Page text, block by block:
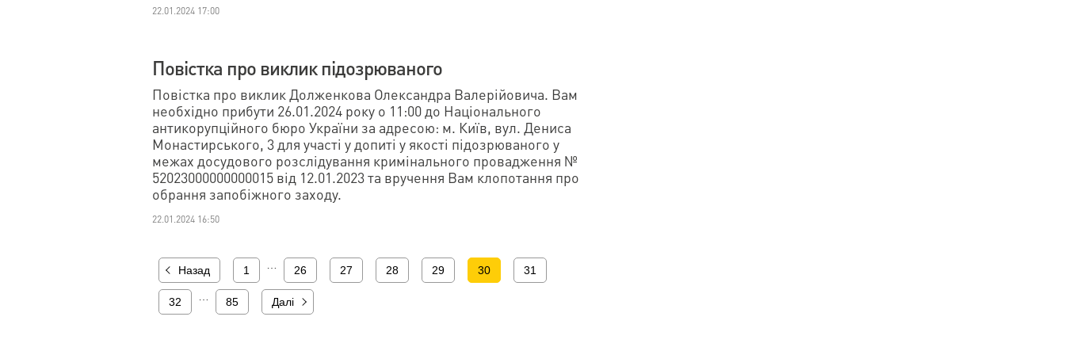
22.01.2024 17:00
Повістка про виклик підозрюваного
Повістка про виклик Долженкова Олександра Валерійовича. Вам
необхідно прибути 26.01.2024 року о 11:00 до Національного
антикорупційного бюро України за адресою: м. Київ, вул. Дениса
Монастирського, 3 для участі у допиті у якості підозрюваного у
межах досудового розслідування кримінального провадження №
52023000000000015 від 12.01.2023 та вручення Вам клопотання про
обрання запобіжного заходу.
22.01.2024 16:50
Назад 1 26 27 28 29 30 31
32 85 Далі